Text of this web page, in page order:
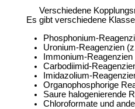
Verschiedene
Es gibt verschiedene
Phosphonium-
Uronium-Reagenzien
Immonium-Reagenzien
Carbodiimid-
Imidazolium-
Organophosphorige
Saure halogenierende
Chloroformate und